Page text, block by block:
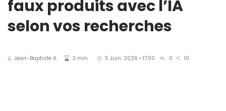
faux produits avec l’IA
selon vos recherches
Jean-Baptiste A. 3 min. 5 Juin. 2026 • 17:00 0 10